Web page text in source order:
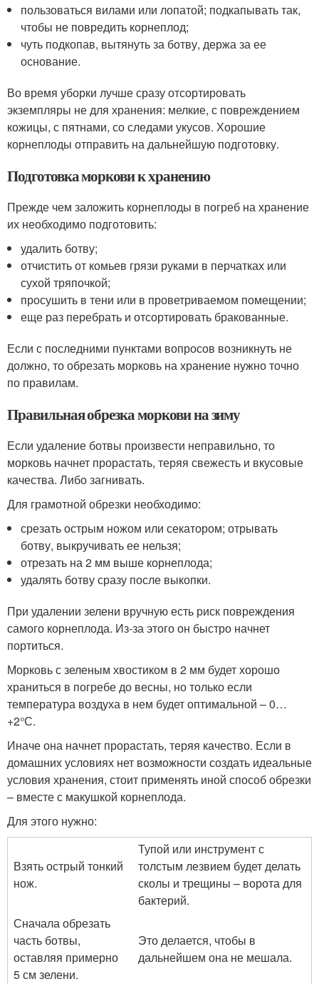
пользоваться вилами или лопатой; подкапывать так,
чтобы не повредить корнеплод;
чуть подкопав, вытянуть за ботву, держа за ее
основание.
Во время уборки лучше сразу отсортировать
экземпляры не для хранения: мелкие, с повреждением
кожицы, с пятнами, со следами укусов. Хорошие
корнеплоды отправить на дальнейшую подготовку.
Подготовка моркови к хранению
Прежде чем заложить корнеплоды в погреб на хранение
их необходимо подготовить:
удалить ботву;
отчистить от комьев грязи руками в перчатках или
сухой тряпочкой;
просушить в тени или в проветриваемом помещении;
еще раз перебрать и отсортировать бракованные.
Если с последними пунктами вопросов возникнуть не
должно, то обрезать морковь на хранение нужно точно
по правилам.
Правильная обрезка моркови на зиму
Если удаление ботвы произвести неправильно, то
морковь начнет прорастать, теряя свежесть и вкусовые
качества. Либо загнивать.
Для грамотной обрезки необходимо:
срезать острым ножом или секатором; отрывать
ботву, выкручивать ее нельзя;
отрезать на 2 мм выше корнеплода;
удалять ботву сразу после выкопки.
При удалении зелени вручную есть риск повреждения
самого корнеплода. Из-за этого он быстро начнет
портиться.
Морковь с зеленым хвостиком в 2 мм будет хорошо
храниться в погребе до весны, но только если
температура воздуха в нем будет оптимальной – 0…
+2°С.
Иначе она начнет прорастать, теряя качество. Если в
домашних условиях нет возможности создать идеальные
условия хранения, стоит применять иной способ обрезки
– вместе с макушкой корнеплода.
Для этого нужно:
Взять острый тонкий
нож.
Тупой или инструмент с
толстым лезвием будет делать
сколы и трещины – ворота для
бактерий.
Сначала обрезать
часть ботвы,
оставляя примерно
5 см зелени.
Это делается, чтобы в
дальнейшем она не мешала.